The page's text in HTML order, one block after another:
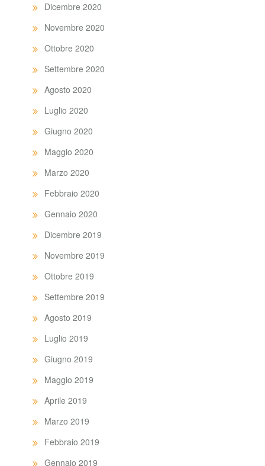
Dicembre 2020
Novembre 2020
Ottobre 2020
Settembre 2020
Agosto 2020
Luglio 2020
Giugno 2020
Maggio 2020
Marzo 2020
Febbraio 2020
Gennaio 2020
Dicembre 2019
Novembre 2019
Ottobre 2019
Settembre 2019
Agosto 2019
Luglio 2019
Giugno 2019
Maggio 2019
Aprile 2019
Marzo 2019
Febbraio 2019
Gennaio 2019